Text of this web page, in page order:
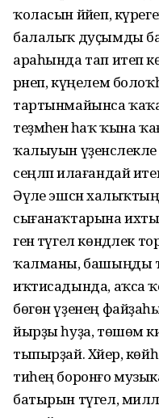
ҡоласын йәйеп,
балалыҡ дуҫымды
араһында тап итеп
әрнеп, күңелем
тартынмайынса
теҙмәһенә һаҡ ҡына
ҡалыуын үҙенсәлекле
сеңләп илағандай
Әүәле эшсән
сығанаҡтарына
генә түгел көндәлек
ҡалманы, башыңды
иҡтисадында, аҡса
бөгөн үҙенең
йырҙы һуҙа, төшөм
тыпырҙай. Хәйер,
тиһең боронғо
батырын түгел,